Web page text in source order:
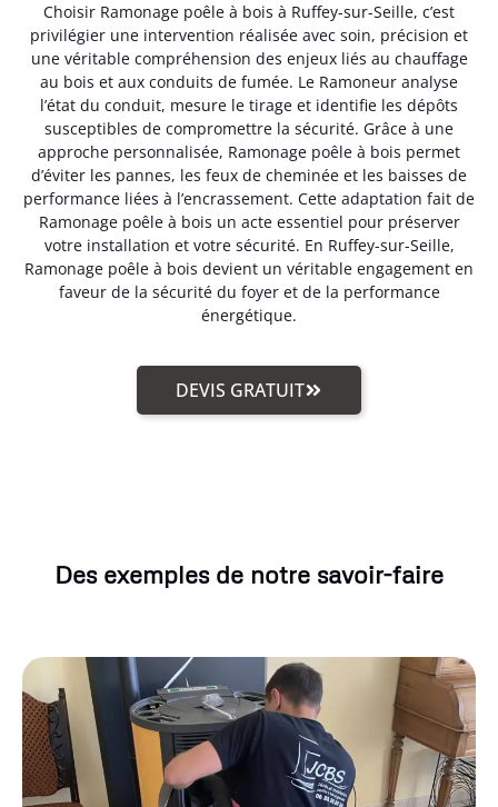
Choisir Ramonage poêle à bois à Ruffey-sur-Seille, c’est
privilégier une intervention réalisée avec soin, précision et
une véritable compréhension des enjeux liés au chauffage
au bois et aux conduits de fumée. Le Ramoneur analyse
l’état du conduit, mesure le tirage et identifie les dépôts
susceptibles de compromettre la sécurité. Grâce à une
approche personnalisée, Ramonage poêle à bois permet
d’éviter les pannes, les feux de cheminée et les baisses de
performance liées à l’encrassement. Cette adaptation fait de
Ramonage poêle à bois un acte essentiel pour préserver
votre installation et votre sécurité. En Ruffey-sur-Seille,
Ramonage poêle à bois devient un véritable engagement en
faveur de la sécurité du foyer et de la performance
énergétique.
DEVIS GRATUIT
Des exemples de notre savoir-faire